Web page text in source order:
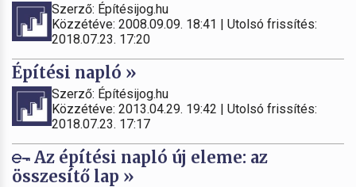
Szerző: Építésijog.hu
Közzétéve: 2008.09.09. 18:41 | Utolsó frissítés:
2018.07.23. 17:20
Építési napló »
Szerző: Építésijog.hu
Közzétéve: 2013.04.29. 19:42 | Utolsó frissítés:
2018.07.23. 17:17
Az építési napló új eleme: az
összesítő lap »